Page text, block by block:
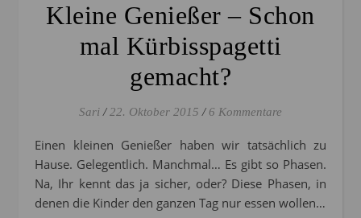
Kleine Genießer – Schon
mal Kürbisspagetti
gemacht?
Sari / 22. Oktober 2015 / 6 Kommentare
Einen kleinen Genießer haben wir tatsächlich zu
Hause. Gelegentlich. Manchmal… Es gibt so Phasen.
Na, Ihr kennt das ja sicher, oder? Diese Phasen, in
denen die Kinder den ganzen Tag nur essen wollen…